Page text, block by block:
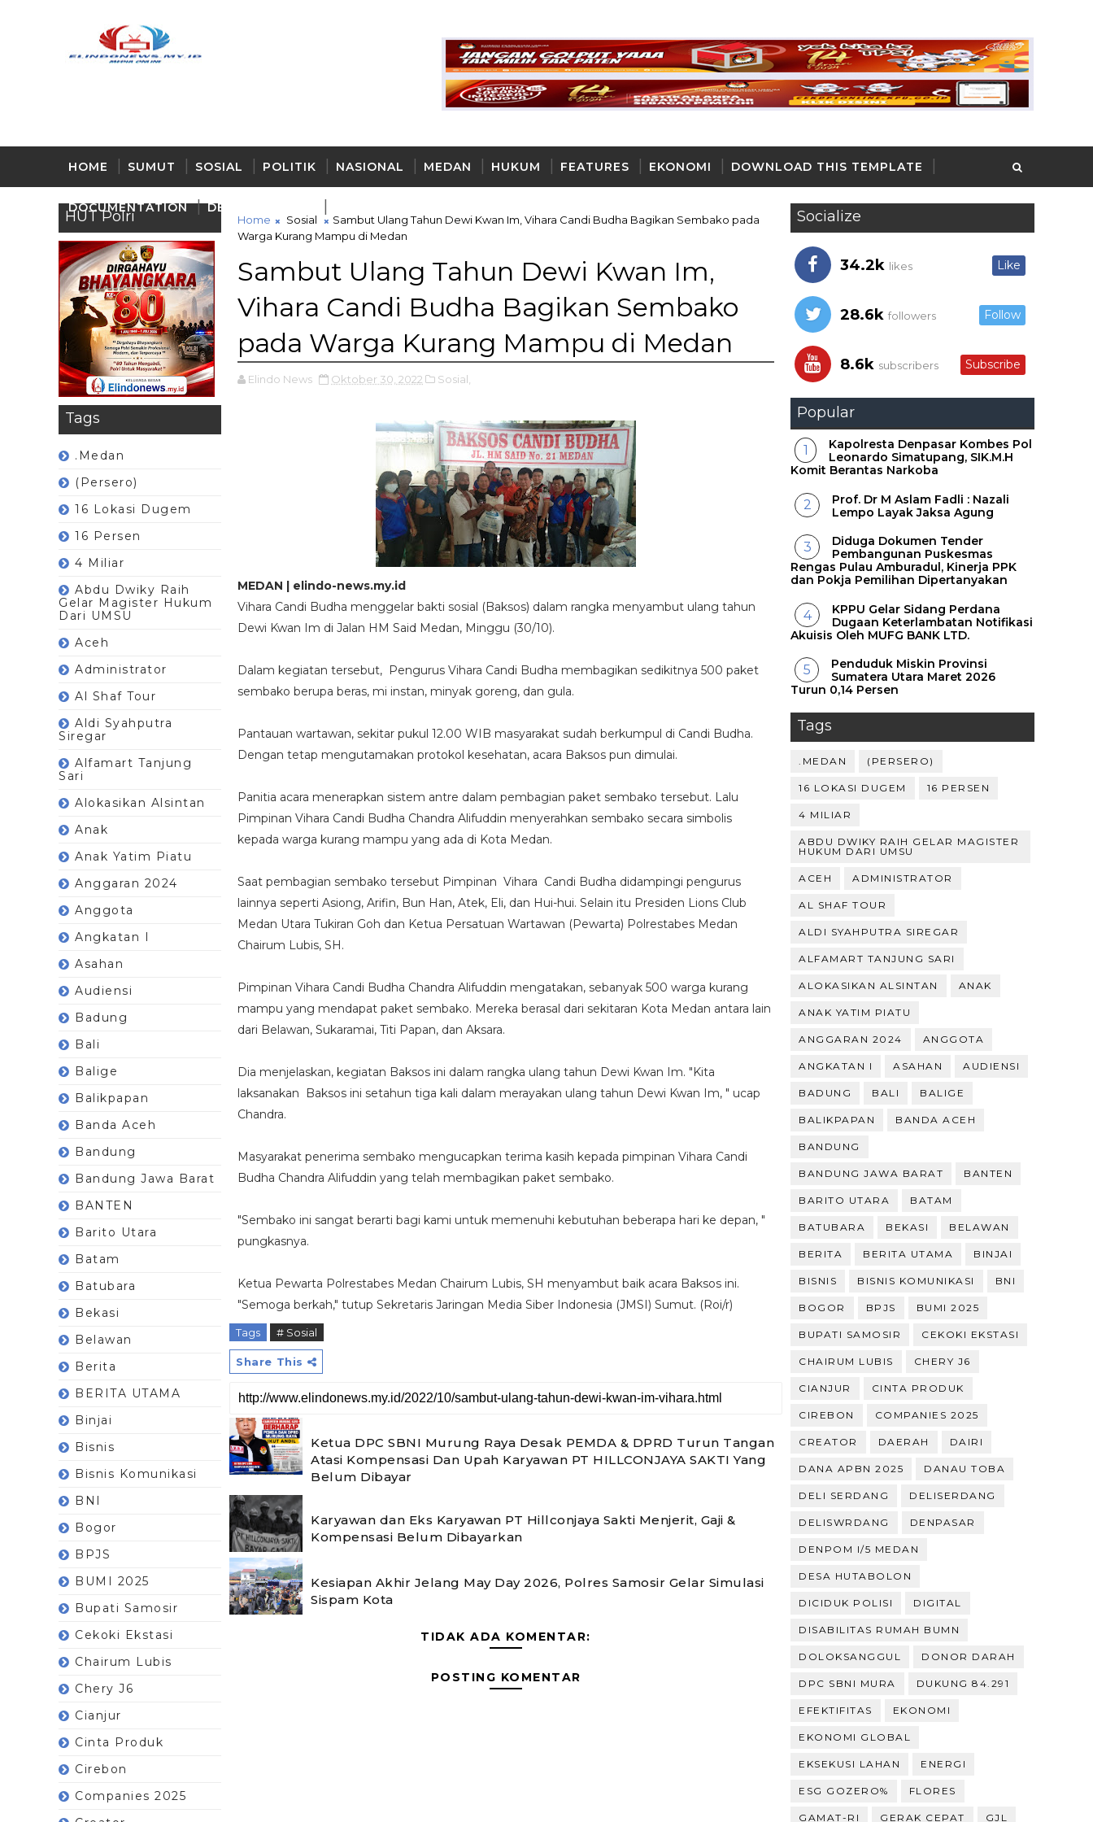
HOME SUMUT SOSIAL POLITIK NASIONAL MEDAN HUKUM FEATURES EKONOMI DOWNLOAD THIS TEMPLATE
DOCUMENTATION DELI - SERDANG
HUT Polri
Tags
.Medan
(Persero)
16 Lokasi Dugem
16 Persen
4 Miliar
Abdu Dwiky Raih
Gelar Magister Hukum
Dari UMSU
Aceh
Administrator
Al Shaf Tour
Aldi Syahputra
Siregar
Alfamart Tanjung
Sari
Alokasikan Alsintan
Anak
Anak Yatim Piatu
Anggaran 2024
Anggota
Angkatan I
Asahan
Audiensi
Badung
Bali
Balige
Balikpapan
Banda Aceh
Bandung
Bandung Jawa Barat
BANTEN
Barito Utara
Batam
Batubara
Bekasi
Belawan
Berita
BERITA UTAMA
Binjai
Bisnis
Bisnis Komunikasi
BNI
Bogor
BPJS
BUMI 2025
Bupati Samosir
Cekoki Ekstasi
Chairum Lubis
Chery J6
Cianjur
Cinta Produk
Cirebon
Companies 2025
Home Sosial
Sambut Ulang Tahun Dewi Kwan Im, Vihara Candi Budha Bagikan Sembako pada
Warga Kurang Mampu di Medan
Sambut Ulang Tahun Dewi Kwan Im,
Vihara Candi Budha Bagikan Sembako
pada Warga Kurang Mampu di Medan
Elindo News Oktober 30, 2022 Sosial,
MEDAN | elindo-news.my.id
Vihara Candi Budha menggelar bakti sosial (Baksos) dalam rangka menyambut ulang tahun
Dewi Kwan Im di Jalan HM Said Medan, Minggu (30/10).
Dalam kegiatan tersebut, Pengurus Vihara Candi Budha membagikan sedikitnya 500 paket
sembako berupa beras, mi instan, minyak goreng, dan gula.
Pantauan wartawan, sekitar pukul 12.00 WIB masyarakat sudah berkumpul di Candi Budha.
Dengan tetap mengutamakan protokol kesehatan, acara Baksos pun dimulai.
Panitia acara menerapkan sistem antre dalam pembagian paket sembako tersebut. Lalu
Pimpinan Vihara Candi Budha Chandra Alifuddin menyerahkan sembako secara simbolis
kepada warga kurang mampu yang ada di Kota Medan.
Saat pembagian sembako tersebut Pimpinan Vihara Candi Budha didampingi pengurus
lainnya seperti Asiong, Arifin, Bun Han, Atek, Eli, dan Hui-hui. Selain itu Presiden Lions Club
Medan Utara Tukiran Goh dan Ketua Persatuan Wartawan (Pewarta) Polrestabes Medan
Chairum Lubis, SH.
Pimpinan Vihara Candi Budha Chandra Alifuddin mengatakan, sebanyak 500 warga kurang
mampu yang mendapat paket sembako. Mereka berasal dari sekitaran Kota Medan antara lain
dari Belawan, Sukaramai, Titi Papan, dan Aksara.
Dia menjelaskan, kegiatan Baksos ini dalam rangka ulang tahun Dewi Kwan Im. "Kita
laksanakan Baksos ini setahun tiga kali dalam merayakan ulang tahun Dewi Kwan Im, " ucap
Chandra.
Masyarakat penerima sembako mengucapkan terima kasih kepada pimpinan Vihara Candi
Budha Chandra Alifuddin yang telah membagikan paket sembako.
"Sembako ini sangat berarti bagi kami untuk memenuhi kebutuhan beberapa hari ke depan, "
pungkasnya.
Ketua Pewarta Polrestabes Medan Chairum Lubis, SH menyambut baik acara Baksos ini.
"Semoga berkah," tutup Sekretaris Jaringan Media Siber Indonesia (JMSI) Sumut. (Roi/r)
Tags # Sosial
Share This
Ketua DPC SBNI Murung Raya Desak PEMDA & DPRD Turun Tangan
Atasi Kompensasi Dan Upah Karyawan PT HILLCONJAYA SAKTI Yang
Belum Dibayar
Karyawan dan Eks Karyawan PT Hillconjaya Sakti Menjerit, Gaji &
Kompensasi Belum Dibayarkan
Kesiapan Akhir Jelang May Day 2026, Polres Samosir Gelar Simulasi
Sispam Kota
TIDAK ADA KOMENTAR:
POSTING KOMENTAR
Socialize
34.2k likes Like
28.6k followers Follow
8.6k subscribers Subscribe
Popular
Kapolresta Denpasar Kombes Pol
Leonardo Simatupang, SIK.M.H
Komit Berantas Narkoba
Prof. Dr M Aslam Fadli : Nazali
Lempo Layak Jaksa Agung
Diduga Dokumen Tender
Pembangunan Puskesmas
Rengas Pulau Amburadul, Kinerja PPK
dan Pokja Pemilihan Dipertanyakan
KPPU Gelar Sidang Perdana
Dugaan Keterlambatan Notifikasi
Akuisis Oleh MUFG BANK LTD.
Penduduk Miskin Provinsi
Sumatera Utara Maret 2026
Turun 0,14 Persen
Tags
.MEDAN (PERSERO)
16 LOKASI DUGEM 16 PERSEN
4 MILIAR
ABDU DWIKY RAIH GELAR MAGISTER
HUKUM DARI UMSU
ACEH ADMINISTRATOR
AL SHAF TOUR
ALDI SYAHPUTRA SIREGAR
ALFAMART TANJUNG SARI
ALOKASIKAN ALSINTAN ANAK
ANAK YATIM PIATU
ANGGARAN 2024 ANGGOTA
ANGKATAN I ASAHAN AUDIENSI
BADUNG BALI BALIGE
BALIKPAPAN BANDA ACEH
BANDUNG
BANDUNG JAWA BARAT BANTEN
BARITO UTARA BATAM
BATUBARA BEKASI BELAWAN
BERITA BERITA UTAMA BINJAI
BISNIS BISNIS KOMUNIKASI BNI
BOGOR BPJS BUMI 2025
BUPATI SAMOSIR CEKOKI EKSTASI
CHAIRUM LUBIS CHERY J6
CIANJUR CINTA PRODUK
CIREBON COMPANIES 2025
CREATOR DAERAH DAIRI
DANA APBN 2025 DANAU TOBA
DELI SERDANG DELISERDANG
DELISWRDANG DENPASAR
DENPOM I/5 MEDAN
DESA HUTABOLON
DICIDUK POLISI DIGITAL
DISABILITAS RUMAH BUMN
DOLOKSANGGUL DONOR DARAH
DPC SBNI MURA DUKUNG 84.291
EFEKTIFITAS EKONOMI
EKONOMI GLOBAL
EKSEKUSI LAHAN ENERGI
ESG GOZERO% FLORES
GAMAT-RI GERAK CEPAT GJL